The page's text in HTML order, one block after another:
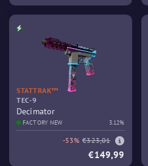
STATTRAK™
TEC-9
Decimator
FACTORY NEW 3.12%
-53% €323,01
€149,99